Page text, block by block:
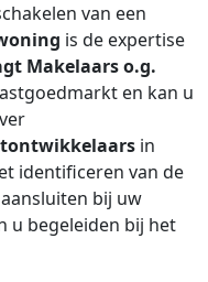
van een
is de expertise
Makelaars o.g.
en kan u
in
identificeren van de
bij uw
u begeleiden bij het